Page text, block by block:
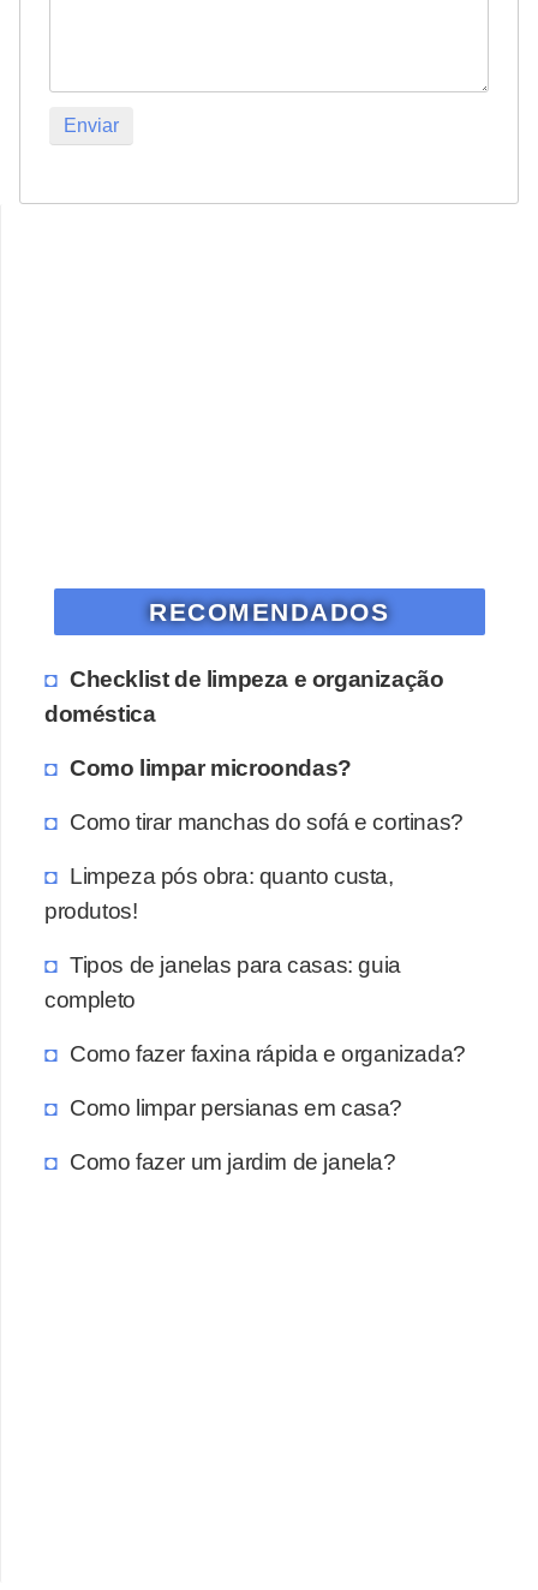
RECOMENDADOS
Checklist de limpeza e organização
doméstica
Como limpar microondas?
Como tirar manchas do sofá e cortinas?
Limpeza pós obra: quanto custa,
produtos!
Tipos de janelas para casas: guia
completo
Como fazer faxina rápida e organizada?
Como limpar persianas em casa?
Como fazer um jardim de janela?